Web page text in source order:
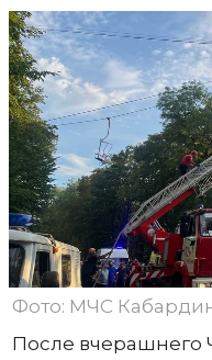
Фото: МЧС
После вчерашнего